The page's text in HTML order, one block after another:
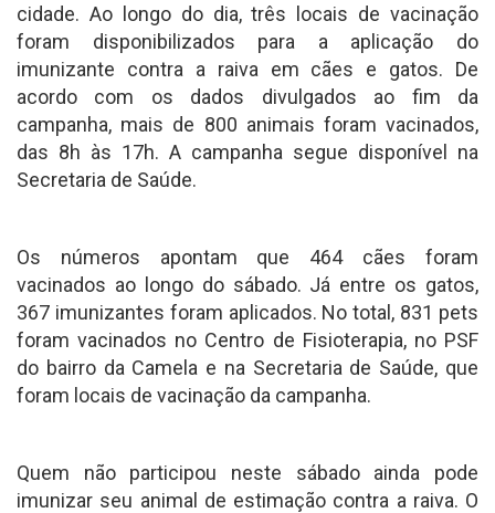
cidade. Ao longo do dia, três locais de vacinação
foram disponibilizados para a aplicação do
imunizante contra a raiva em cães e gatos. De
acordo com os dados divulgados ao fim da
campanha, mais de 800 animais foram vacinados,
das 8h às 17h. A campanha segue disponível na
Secretaria de Saúde.
Os números apontam que 464 cães foram
vacinados ao longo do sábado. Já entre os gatos,
367 imunizantes foram aplicados. No total, 831 pets
foram vacinados no Centro de Fisioterapia, no PSF
do bairro da Camela e na Secretaria de Saúde, que
foram locais de vacinação da campanha.
Quem não participou neste sábado ainda pode
imunizar seu animal de estimação contra a raiva. O